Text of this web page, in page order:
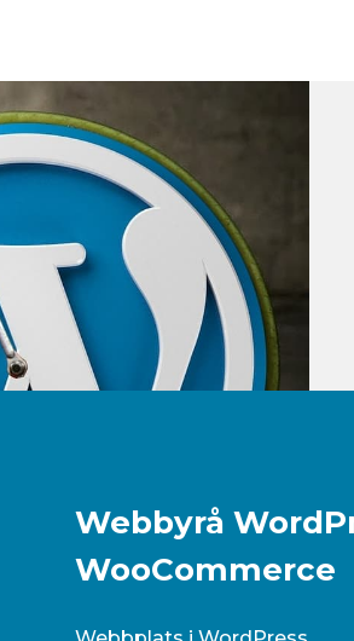
Webbyrå
WooCommerce